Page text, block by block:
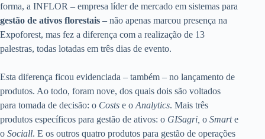
forma, a INFLOR – empresa líder de mercado em sistemas para
gestão de ativos florestais – não apenas marcou presença na
Expoforest, mas fez a diferença com a realização de 13
palestras, todas lotadas em três dias de evento.
Esta diferença ficou evidenciada – também – no lançamento de
produtos. Ao todo, foram nove, dos quais dois são voltados
para tomada de decisão: o Costs e o Analytics. Mais três
produtos específicos para gestão de ativos: o GISagri, o Smarte
o Sociall. E os outros quatro produtos para gestão de operações